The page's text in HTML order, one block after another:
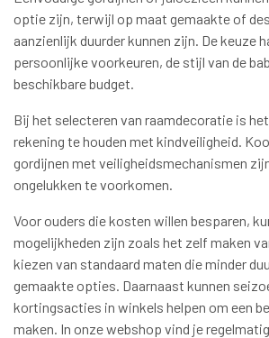
optie zijn, terwijl op maat gemaakte of
aanzienlijk duurder kunnen zijn. De keuze
persoonlijke voorkeuren, de stijl van de
beschikbare budget.
Bij het selecteren van raamdecoratie is
rekening te houden met kindveiligheid.
gordijnen met veiligheidsmechanismen
ongelukken te voorkomen.
Voor ouders die kosten willen besparen,
mogelijkheden zijn zoals het zelf maken
kiezen van standaard maten die minder
gemaakte opties. Daarnaast kunnen
kortingsacties in winkels helpen om een
maken. In onze webshop vind je